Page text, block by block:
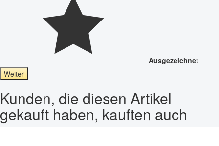
Ausgezeichnet
Weiter
Kunden, die diesen Artikel
gekauft haben, kauften auch